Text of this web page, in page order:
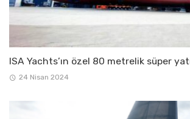
ISA Yachts’ın özel 80 metrelik süper
24 Nisan 2024